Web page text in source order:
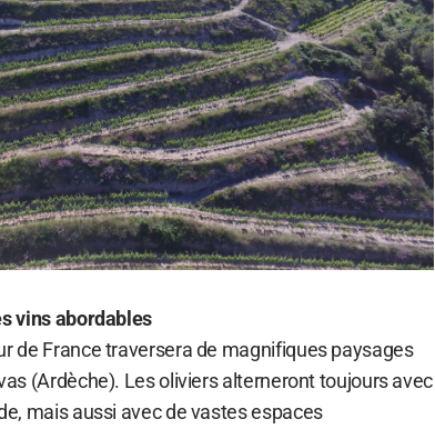
vins abordables
de France traversera de magnifiques paysages
(Ardèche). Les oliviers alterneront toujours avec
mais aussi avec de vastes espaces